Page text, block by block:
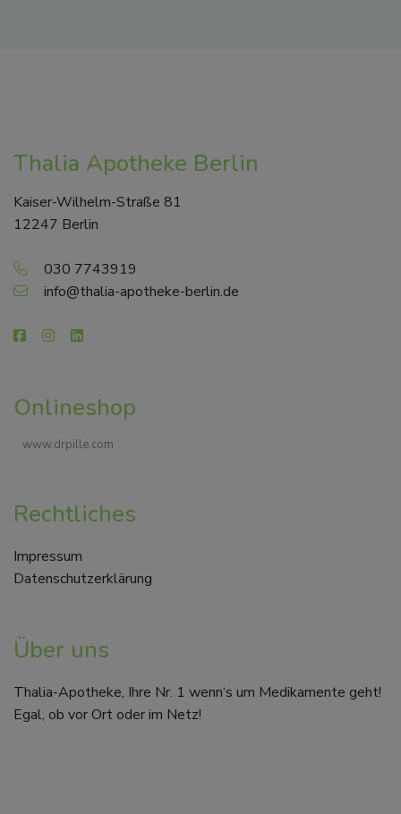
Thalia Apotheke Berlin
Kaiser-Wilhelm-Straße 81
12247 Berlin
030 7743919
info@thalia-apotheke-berlin.de
Onlineshop
www.drpille.com
Rechtliches
Impressum
Datenschutzerklärung
Über uns
Thalia-Apotheke, Ihre Nr. 1 wenn‘s um Medikamente geht!
Egal, ob vor Ort oder im Netz!